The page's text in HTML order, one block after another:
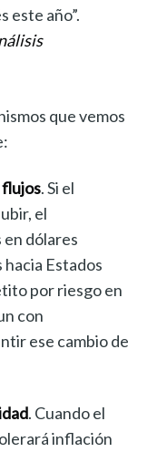
este año”.
que vemos
flujos. Si el
el
dólares
Estados
por riesgo en
con
ese cambio de
. Cuando el
inflación